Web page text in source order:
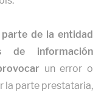
de la entidad
de información
un error o
la parte prestataria,